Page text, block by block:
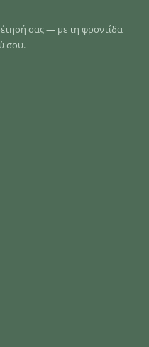
σας — με τη φροντίδα
σου.